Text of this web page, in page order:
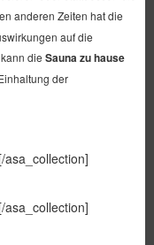
anderen Zeiten hat die
auf die
die Sauna zu hause
der